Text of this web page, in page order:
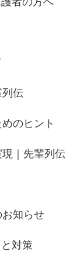
列伝
のヒント
｜先輩列伝
知らせ
対策